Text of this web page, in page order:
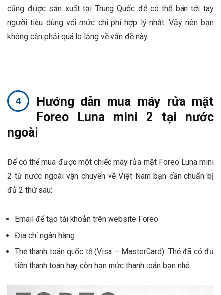
cũng được sản xuất tại Trung Quốc để có thể bán tới tay
người tiêu dùng với mức chi phí hợp lý nhất. Vậy nên bạn
không cần phải quá lo lắng về vấn đề này.
Hướng dẫn mua máy rửa mặt
Foreo Luna mini 2 tại nước
ngoài
Để có thể mua được một chiếc máy rửa mặt Foreo Luna mini
2 từ nước ngoài vận chuyển về Việt Nam bạn cần chuẩn bị
đủ 2 thứ sau:
Email để tạo tài khoản trên website Foreo
Địa chỉ ngân hàng
Thẻ thanh toán quốc tế (Visa – MasterCard). Thẻ đã có đủ
tiền thanh toán hay còn hạn mức thanh toán bạn nhé